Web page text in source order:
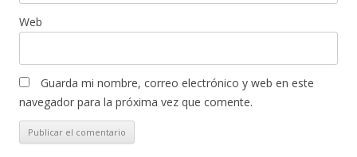
Web
Guarda mi nombre, correo electrónico y web en este
navegador para la próxima vez que comente.